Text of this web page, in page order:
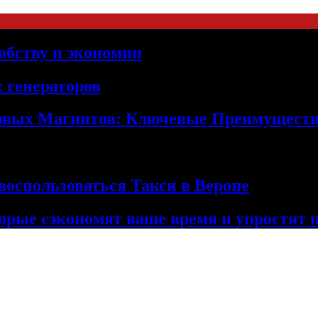
и экономии
Магнитов: Ключевые
Такси в Вероне
сэкономят ваше время и упростят